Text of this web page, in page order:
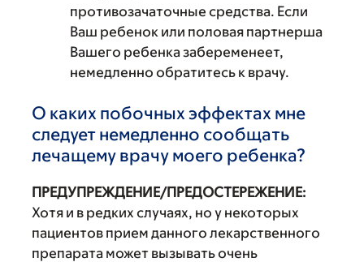
противозачаточные средства. Если
Ваш ребенок или половая партнерша
Вашего ребенка забеременеет,
немедленно обратитесь к врачу.
О каких побочных эффектах мне
следует немедленно сообщать
лечащему врачу моего ребенка?
ПРЕДУПРЕЖДЕНИЕ/ПРЕДОСТЕРЕЖЕНИЕ:
Хотя и в редких случаях, но у некоторых
пациентов прием данного лекарственного
препарата может вызывать очень